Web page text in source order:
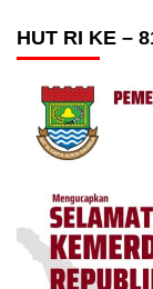
HUT RI KE –